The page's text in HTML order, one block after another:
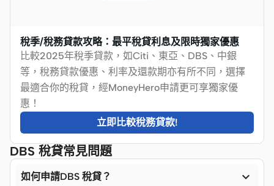
稅季/稅務貸款攻略：最平稅貸利息及限時獨家優惠
比較2025年稅季貸款，如Citi、東亞、DBS、中銀
等，稅務貸款優惠、利率及還款期亦有所不同，選擇
最適合你的稅貸，經MoneyHero申請更可享獨家優
惠！
立即比較稅務貸款!
DBS 稅貸常見問題
如何申請DBS 稅貸？ 